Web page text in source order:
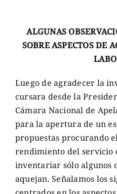
ALGUNAS
SOBRE ASPECTOS DE
Luego de agradecer la
cursara desde la
Cámara Nacional de
para la apertura de un
propuestas procurando
rendimiento del servicio
inventariar sólo algunos
aquejan. Señalamos los